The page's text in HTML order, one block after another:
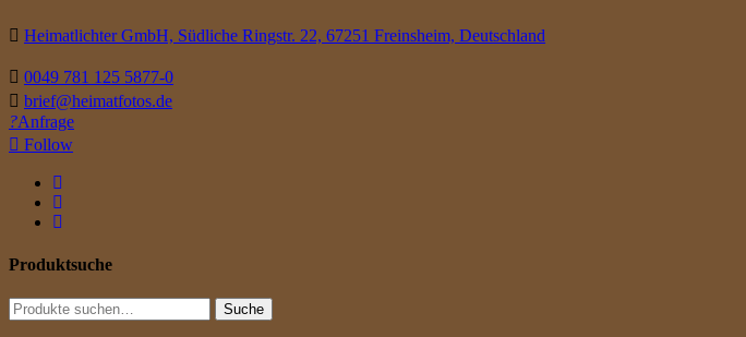
Heimatlichter GmbH, Südliche Ringstr. 22, 67251 Freinsheim, Deutschland
0049 781 125 5877-0
brief@heimatfotos.de
Anfrage
Follow
Produktsuche
Suche
nach:
Suche